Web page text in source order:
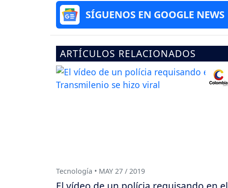
SÍGUENOS EN GOOGLE NEWS
ARTÍCULOS RELACIONADOS
Tecnología • MAY 27 / 2019